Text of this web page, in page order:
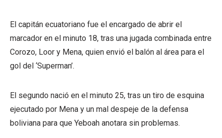
El capitán ecuatoriano fue el encargado de abrir el
marcador en el minuto 18, tras una jugada combinada entre
Corozo, Loor y Mena, quien envió el balón al área para el
gol del ‘Superman’.
El segundo nació en el minuto 25, tras un tiro de esquina
ejecutado por Mena y un mal despeje de la defensa
boliviana para que Yeboah anotara sin problemas.